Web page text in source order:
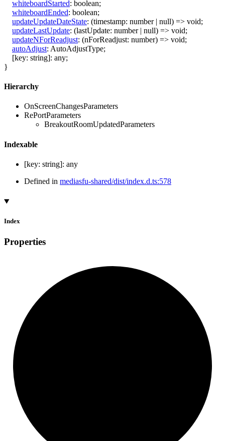
whiteboardStarted: boolean;
whiteboardEnded: boolean;
updateUpdateDateState: (timestamp: number | null) => void;
updateLastUpdate: (lastUpdate: number | null) => void;
updateNForReadjust: (nForReadjust: number) => void;
autoAdjust: AutoAdjustType;
[key: string]: any;
}
Hierarchy
OnScreenChangesParameters
RePortParameters
BreakoutRoomUpdatedParameters
Indexable
[key: string]: any
Defined in mediasfu-shared/dist/index.d.ts:578
Index
Properties